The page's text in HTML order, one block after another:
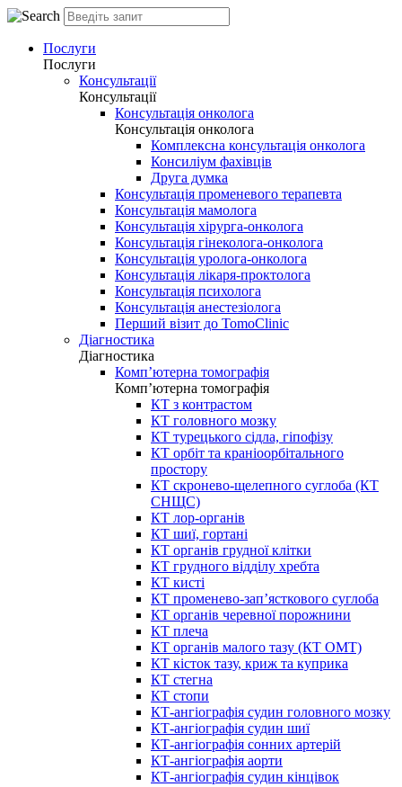
Послуги
Послуги
Консультації
Консультації
Консультація онколога
Консультація онколога
Комплексна консультація онколога
Консиліум фахівців
Друга думка
Консультація променевого терапевта
Консультація мамолога
Консультація хірурга-онколога
Консультація гінеколога-онколога
Консультація уролога-онколога
Консультація лікаря-проктолога
Консультація психолога
Консультація анестезіолога
Перший візит до TomoClinic
Діагностика
Діагностика
Комп’ютерна томографія
Комп’ютерна томографія
КТ з контрастом
КТ головного мозку
КТ турецького сідла, гіпофізу
КТ орбіт та краніоорбітального
простору
КТ скронево-щелепного суглоба (КТ
СНЩС)
КТ лор-органів
КТ шиї, гортані
КТ органів грудної клітки
КТ грудного відділу хребта
КТ кисті
КТ променево-зап’ясткового суглоба
КТ органів черевної порожнини
КТ плеча
КТ органів малого тазу (КТ ОМТ)
КТ кісток тазу, криж та куприка
КТ стегна
КТ стопи
КТ-ангіографія судин головного мозку
КТ-ангіографія судин шиї
КТ-ангіографія сонних артерій
КТ-ангіографія аорти
КТ-ангіографія судин кінцівок